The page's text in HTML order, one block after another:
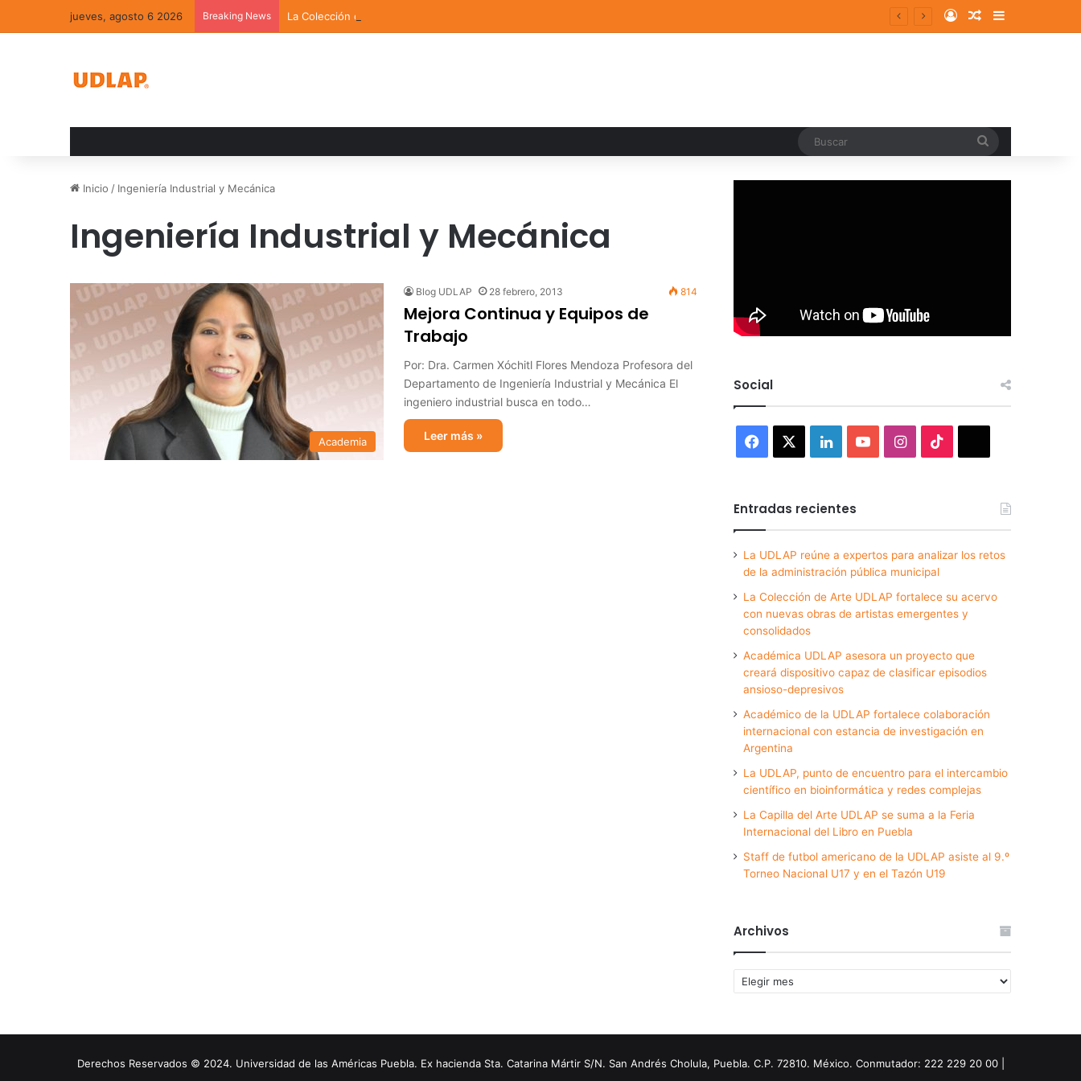
jueves, agosto 6 2026 Breaking News La Colección de Arte UDLAP fortalece su acervo con nuevas obras de artistas emergentes y consolidados Log InRandom Article
Sidebar
Inicio / Ingeniería Industrial y Mecánica
Ingeniería Industrial y Mecánica
Academia
Blog UDLAP 28 febrero, 2013 814
Mejora Continua y Equipos de
Trabajo
Por: Dra. Carmen Xóchitl Flores Mendoza Profesora del
Departamento de Ingeniería Industrial y Mecánica El
ingeniero industrial busca en todo…
Leer más »
Social
Facebook LinkedInYouTubeInstagram
Entradas recientes
La UDLAP reúne a expertos para analizar los retos
de la administración pública municipal
La Colección de Arte UDLAP fortalece su acervo
con nuevas obras de artistas emergentes y
consolidados
Académica UDLAP asesora un proyecto que
creará dispositivo capaz de clasificar episodios
ansioso-depresivos
Académico de la UDLAP fortalece colaboración
internacional con estancia de investigación en
Argentina
La UDLAP, punto de encuentro para el intercambio
científico en bioinformática y redes complejas
La Capilla del Arte UDLAP se suma a la Feria
Internacional del Libro en Puebla
Staff de futbol americano de la UDLAP asiste al 9.º
Torneo Nacional U17 y en el Tazón U19
Archivos
Archivos
Derechos Reservados © 2024. Universidad de las Américas Puebla. Ex hacienda Sta. Catarina Mártir S/N. San Andrés Cholula, Puebla. C.P. 72810. México. Conmutador: 222 229 20 00 |